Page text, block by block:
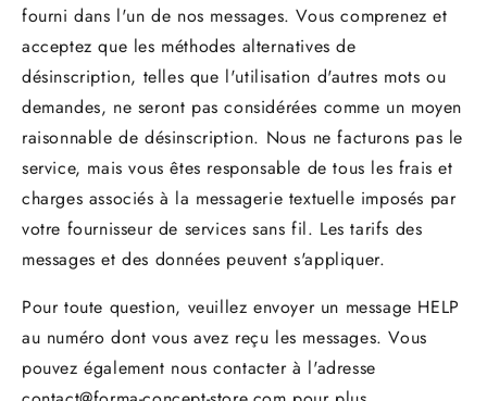
fourni dans l'un de nos messages. Vous comprenez et
acceptez que les méthodes alternatives de
désinscription, telles que l'utilisation d'autres mots ou
demandes, ne seront pas considérées comme un moyen
raisonnable de désinscription. Nous ne facturons pas le
service, mais vous êtes responsable de tous les frais et
charges associés à la messagerie textuelle imposés par
votre fournisseur de services sans fil. Les tarifs des
messages et des données peuvent s'appliquer.
Pour toute question, veuillez envoyer un message HELP
au numéro dont vous avez reçu les messages. Vous
pouvez également nous contacter à l'adresse